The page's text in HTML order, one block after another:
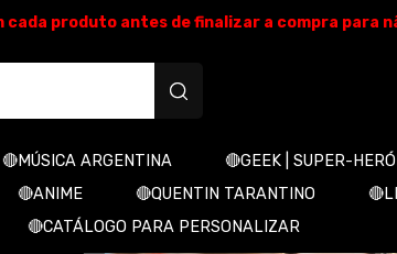
em cada produto antes de finalizar a compra
🔴MÚSICA ARGENTINA 🔴GEEK | SUPER-
🔴ANIME 🔴QUENTIN TARANTINO
🔴CATÁLOGO PARA PERSONALIZAR